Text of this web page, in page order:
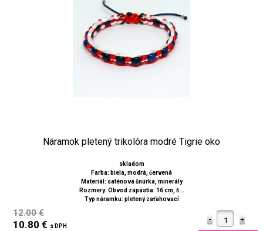
Náramok pletený trikolóra modré Tigrie oko
skladom
Farba: biela, modrá, červená
Materiál: saténová šnúrka, minerály
Rozmery: Obvod zápästia: 16 cm, š...
Typ náramku: pletený zaťahovací
12.00 €
10.80 € s DPH